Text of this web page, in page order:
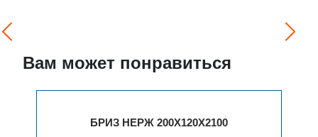
Вам может понравиться
БРИЗ НЕРЖ 200Х120Х2100